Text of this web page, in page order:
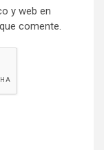
y web en
comente.